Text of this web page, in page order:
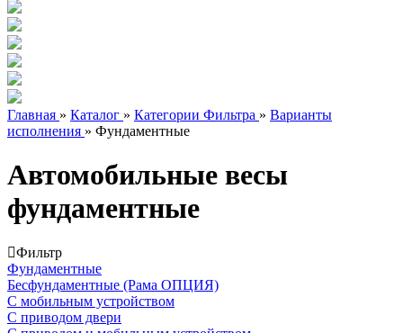
Главная » Каталог » Категории Фильтра » Варианты
исполнения » Фундаментные
Автомобильные весы
фундаментные
Фильтр
Фундаментные
Бесфундаментные (Рама ОПЦИЯ)
С мобильным устройством
С приводом двери